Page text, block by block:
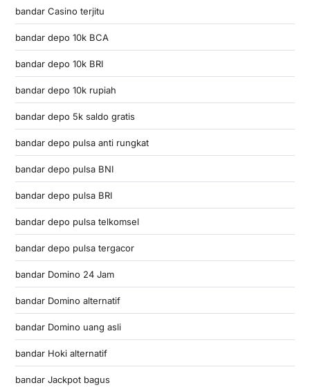
bandar Casino terjitu
bandar depo 10k BCA
bandar depo 10k BRI
bandar depo 10k rupiah
bandar depo 5k saldo gratis
bandar depo pulsa anti rungkat
bandar depo pulsa BNI
bandar depo pulsa BRI
bandar depo pulsa telkomsel
bandar depo pulsa tergacor
bandar Domino 24 Jam
bandar Domino alternatif
bandar Domino uang asli
bandar Hoki alternatif
bandar Jackpot bagus